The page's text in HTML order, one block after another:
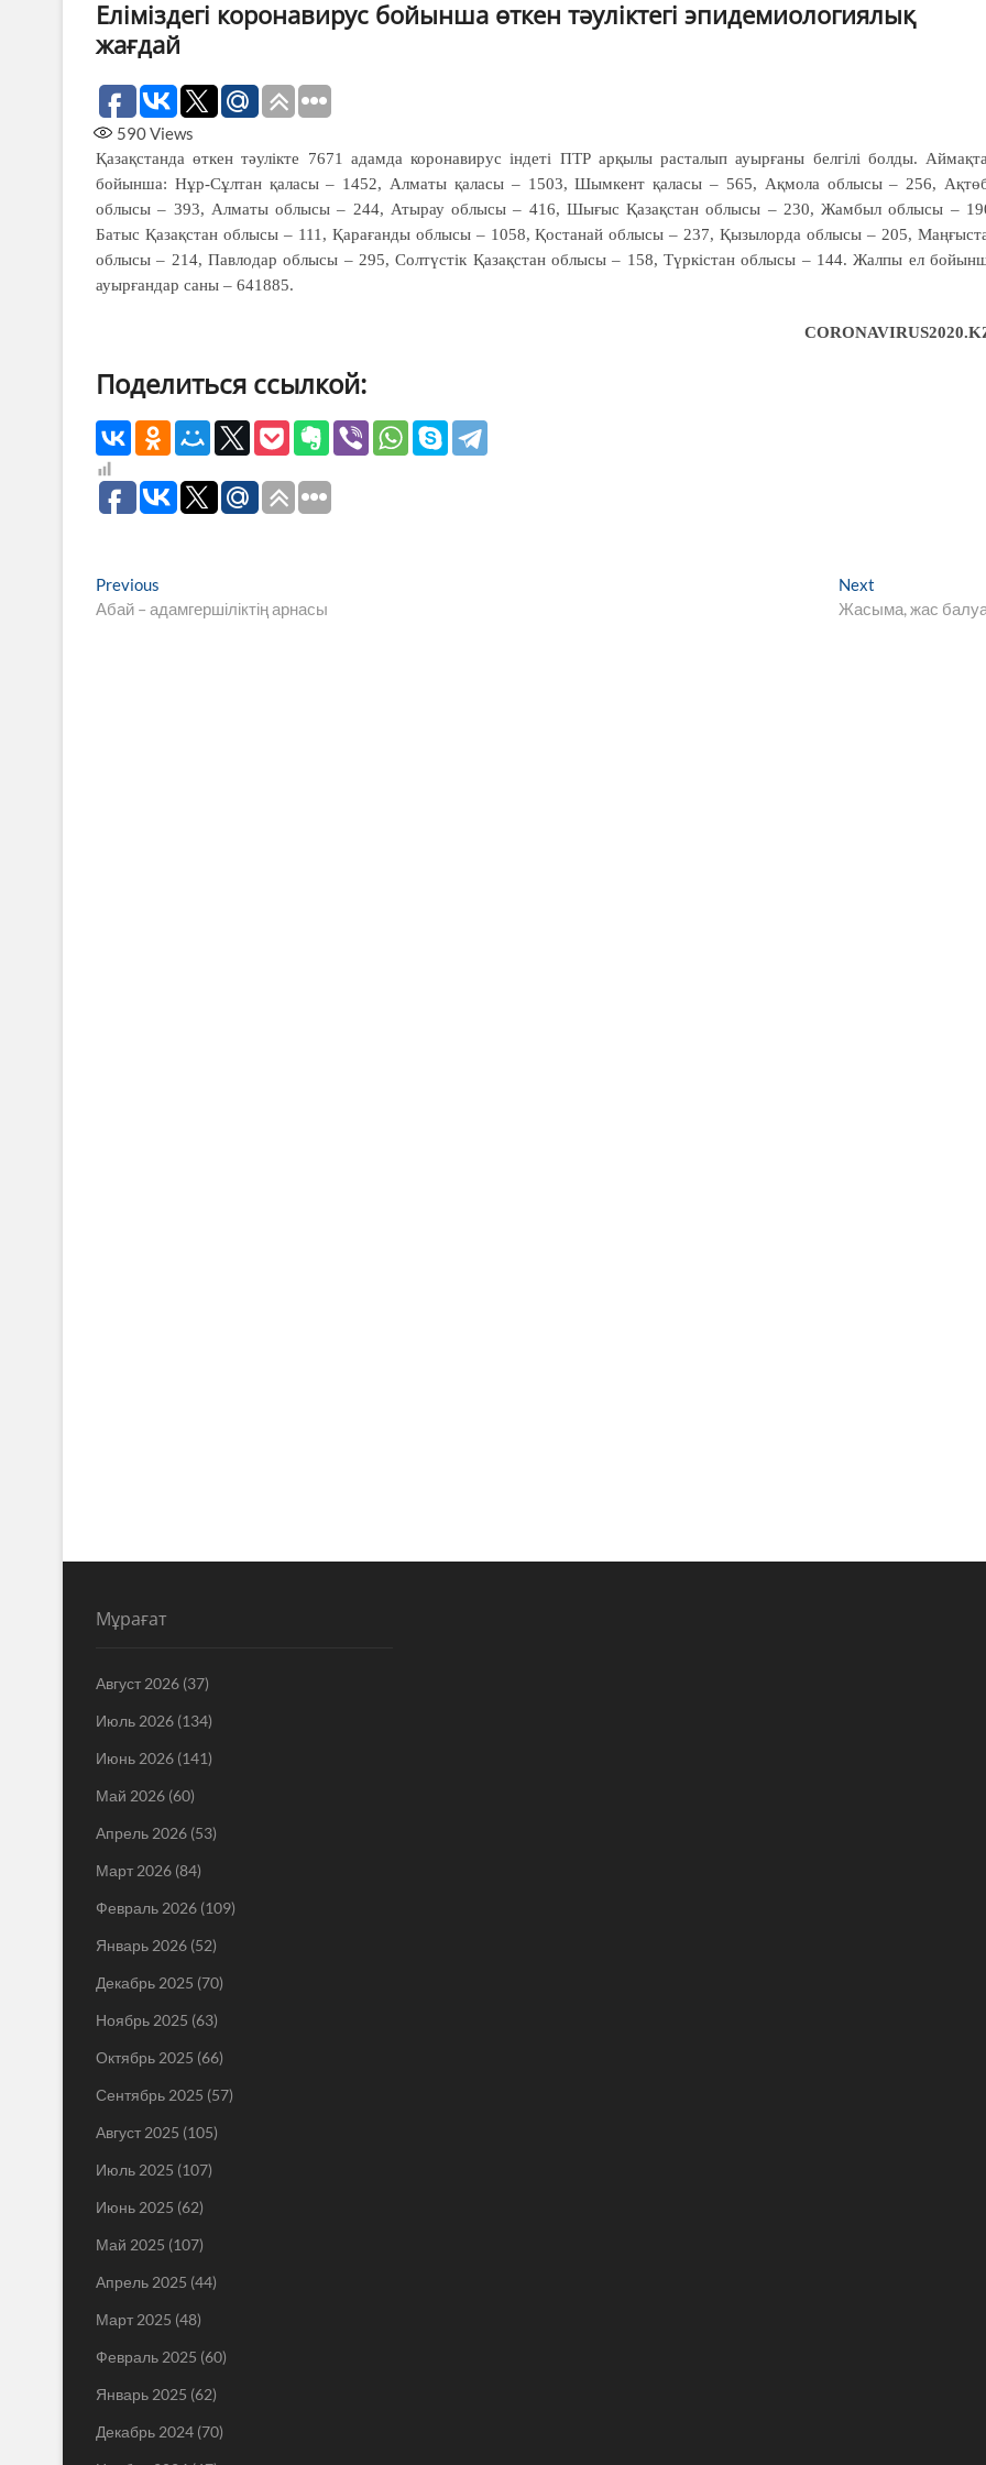
Еліміздегі коронавирус бойынша өткен тәуліктегі эпидемиологиялық
жағдай
590Views
Қазақстанда өткен тәулікте 7671 адамда коронавирус індеті ПТР арқылы расталып ауырғаны белгілі болды.
бойынша: Нұр-Сұлтан қаласы – 1452, Алматы қаласы – 1503, Шымкент қаласы – 565, Ақмола облысы – 256,
облысы – 393, Алматы облысы – 244, Атырау облысы – 416, Шығыс Қазақстан облысы – 230, Жамбыл облысы –
Батыс Қазақстан облысы – 111, Қарағанды облысы – 1058, Қостанай облысы – 237, Қызылорда облысы – 205,
облысы – 214, Павлодар облысы – 295, Солтүстік Қазақстан облысы – 158, Түркістан облысы – 144. Жалпы ел
ауырғандар саны – 641885.
Поделиться ссылкой:
Навигация
по
Previous
post:
Абай – адамгершіліктің арнасы
Next
post:
Жасыма, жас
Мұрағат
Август 2026 (37)
Июль 2026 (134)
Июнь 2026 (141)
Май 2026 (60)
Апрель 2026 (53)
Март 2026 (84)
Февраль 2026 (109)
Январь 2026 (52)
Декабрь 2025 (70)
Ноябрь 2025 (63)
Октябрь 2025 (66)
Сентябрь 2025 (57)
Август 2025 (105)
Июль 2025 (107)
Июнь 2025 (62)
Май 2025 (107)
Апрель 2025 (44)
Март 2025 (48)
Февраль 2025 (60)
Январь 2025 (62)
Декабрь 2024 (70)